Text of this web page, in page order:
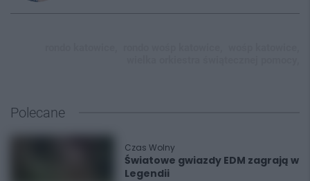
Polecane
Czas Wolny
Światowe gwiazdy EDM zagrają w
Legendii